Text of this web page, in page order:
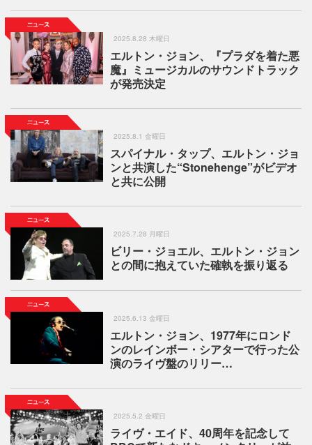
2025.8.28 木曜日
エルトン・ジョン、『プラダを着た悪
魔』ミュージカルのサウンドトラック
が発売決定
2025.8.1 金曜日
スパイナル・タップ、エルトン・ジョ
ンと共演した“Stonehenge”がビデオ
と共に公開
2025.7.28 月曜日
ビリー・ジョエル、エルトン・ジョン
との間に抱えていた確執を振り返る
2025.6.13 金曜日
エルトン・ジョン、1977年にロンド
ンのレインボー・シアターで行った公
演のライヴ盤のリリー…
2025.5.2 金曜日
ライヴ・エイド、40周年を記念して